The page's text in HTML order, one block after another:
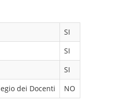
SI
SI
SI
dei Docenti
NO